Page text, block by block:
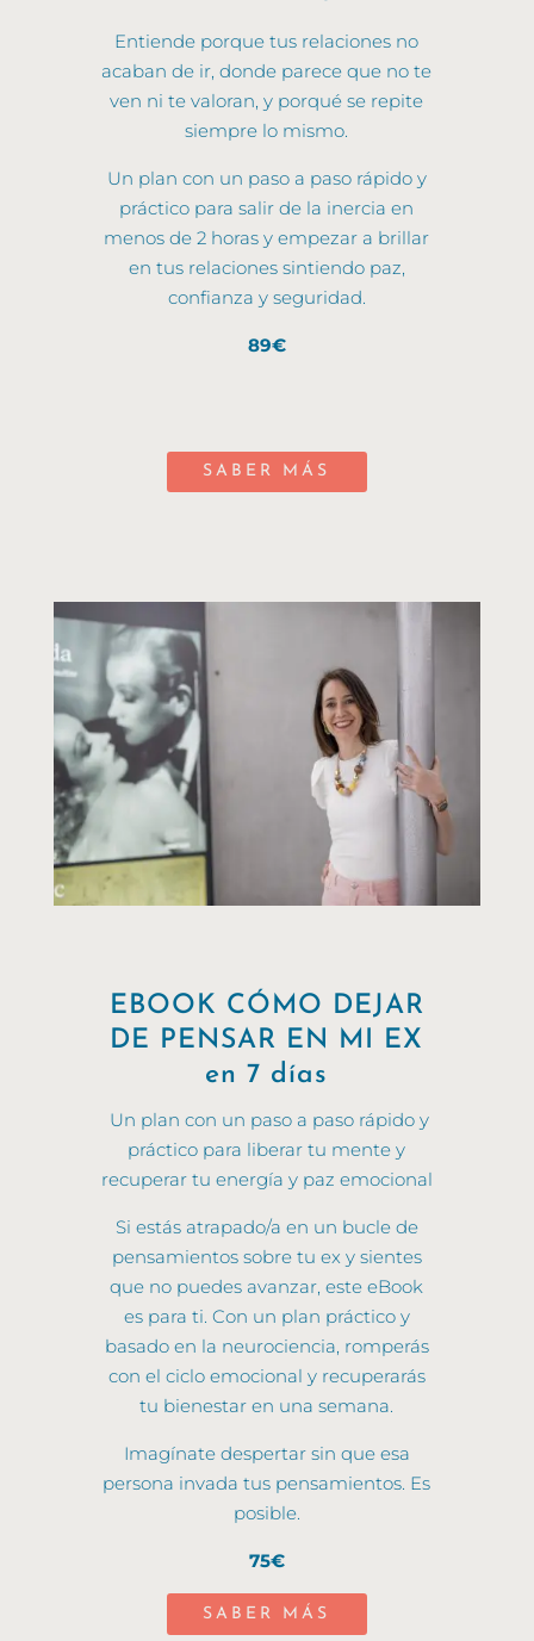
Entiende porque tus relaciones no
acaban de ir, donde parece que no te
ven ni te valoran, y porqué se repite
siempre lo mismo.
Un plan con un paso a paso rápido y
práctico para salir de la inercia en
menos de 2 horas y empezar a brillar
en tus relaciones sintiendo paz,
confianza y seguridad.
89€
SABER MÁS
EBOOK CÓMO DEJAR
DE PENSAR EN MI EX
en 7 días
Un plan con un paso a paso rápido y
práctico para liberar tu mente y
recuperar tu energía y paz emocional
Si estás atrapado/a en un bucle de
pensamientos sobre tu ex y sientes
que no puedes avanzar, este eBook
es para ti. Con un plan práctico y
basado en la neurociencia, romperás
con el ciclo emocional y recuperarás
tu bienestar en una semana.
Imagínate despertar sin que esa
persona invada tus pensamientos. Es
posible.
75€
SABER MÁS